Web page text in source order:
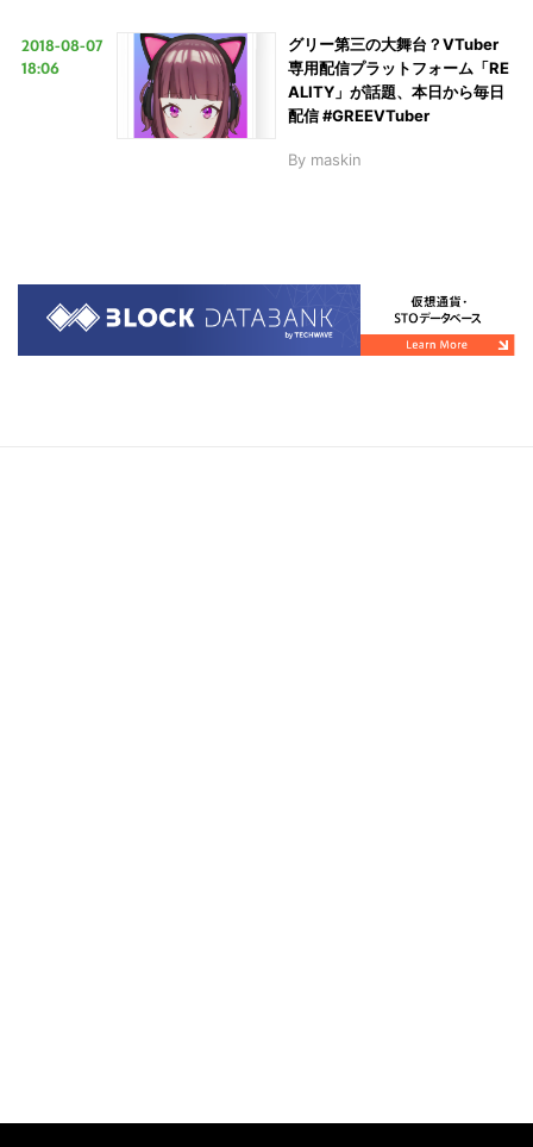
2018-08-07
18:06
グリー第三の大舞台？VTuber
専用配信プラットフォーム「RE
ALITY」が話題、本日から毎日
配信 #GREEVTuber
By maskin